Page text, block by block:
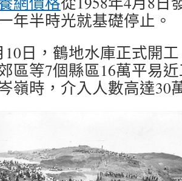
年半時光就基礎停止。
10日，鶴地水庫正式開
區等7個縣區16萬平易
嶺時，介入人數高達30